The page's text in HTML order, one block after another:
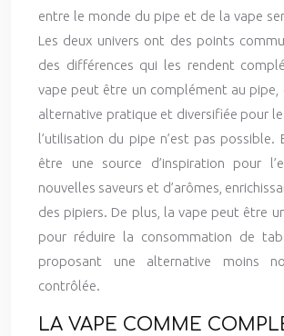
entre le monde du pipe et de la vape
Les deux univers ont des points
des différences qui les rendent
vape peut être un complément au pipe,
alternative pratique et diversifiée pour
l’utilisation du pipe n’est pas possible.
être une source d’inspiration pour
nouvelles saveurs et d’arômes,
des pipiers. De plus, la vape peut être
pour réduire la consommation de
proposant une alternative moins
contrôlée.
LA VAPE COMME